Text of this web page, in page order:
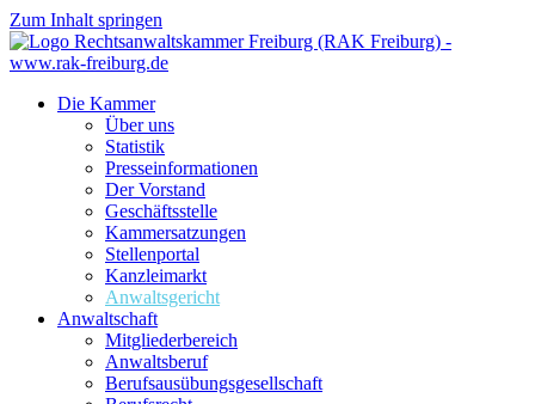
Zum Inhalt springen
Die Kammer
Über uns
Statistik
Presseinformationen
Der Vorstand
Geschäftsstelle
Kammersatzungen
Stellenportal
Kanzleimarkt
Anwaltsgericht
Anwaltschaft
Mitgliederbereich
Anwaltsberuf
Berufsausübungs­gesellschaft